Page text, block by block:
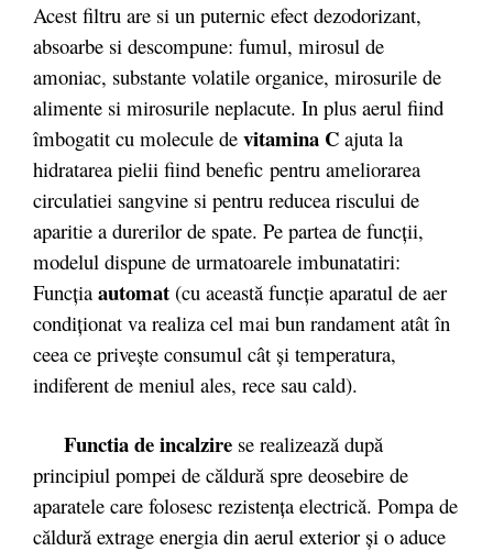
Acest filtru are si un puternic efect dezodorizant,
absoarbe si descompune: fumul, mirosul de
amoniac, substante volatile organice, mirosurile de
alimente si mirosurile neplacute. In plus aerul fiind
îmbogatit cu molecule de vitamina C ajuta la
hidratarea pielii fiind benefic pentru ameliorarea
circulatiei sangvine si pentru reducea riscului de
aparitie a durerilor de spate. Pe partea de funcții,
modelul dispune de urmatoarele imbunatatiri:
Funcţia automat (cu această funcţie aparatul de aer
condiţionat va realiza cel mai bun randament atât în
ceea ce priveşte consumul cât şi temperatura,
indiferent de meniul ales, rece sau cald).
Functia de incalzire se realizează după
principiul pompei de căldură spre deosebire de
aparatele care folosesc rezistenţa electrică. Pompa de
căldură extrage energia din aerul exterior şi o aduce